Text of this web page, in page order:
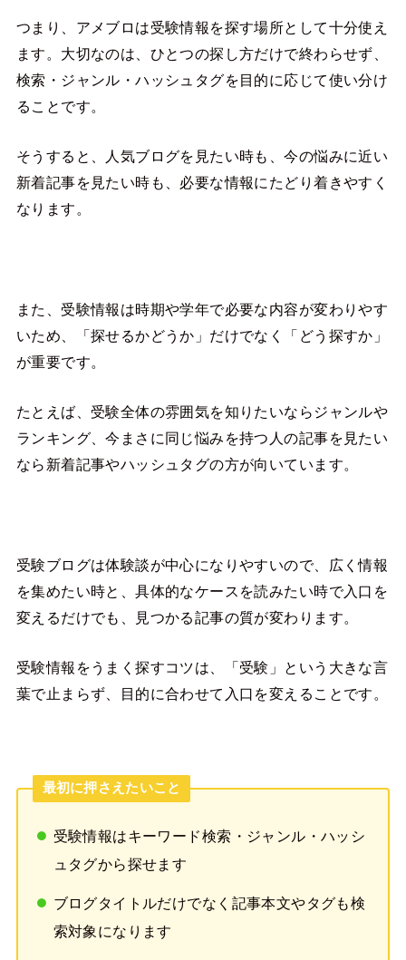
つまり、アメブロは受験情報を探す場所として十分使え
ます。大切なのは、ひとつの探し方だけで終わらせず、
検索・ジャンル・ハッシュタグを目的に応じて使い分け
ることです。
そうすると、人気ブログを見たい時も、今の悩みに近い
新着記事を見たい時も、必要な情報にたどり着きやすく
なります。
また、受験情報は時期や学年で必要な内容が変わりやす
いため、「探せるかどうか」だけでなく「どう探すか」
が重要です。
たとえば、受験全体の雰囲気を知りたいならジャンルや
ランキング、今まさに同じ悩みを持つ人の記事を見たい
なら新着記事やハッシュタグの方が向いています。
受験ブログは体験談が中心になりやすいので、広く情報
を集めたい時と、具体的なケースを読みたい時で入口を
変えるだけでも、見つかる記事の質が変わります。
受験情報をうまく探すコツは、「受験」という大きな言
葉で止まらず、目的に合わせて入口を変えることです。
最初に押さえたいこと
受験情報はキーワード検索・ジャンル・ハッシ
ュタグから探せます
ブログタイトルだけでなく記事本文やタグも検
索対象になります